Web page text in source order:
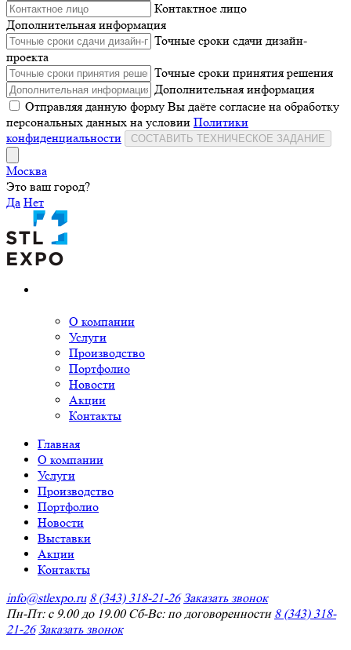
Контактное лицо
Дополнительная информация
Точные сроки сдачи дизайн-
проекта
Точные сроки принятия решения
Дополнительная информация
Отправляя данную форму Вы даёте согласие на обработку
персональных данных на условии Политики
конфиденциальности
СОСТАВИТЬ ТЕХНИЧЕСКОЕ ЗАДАНИЕ
Москва
Это ваш город?
Да Нет
О компании
Услуги
Производство
Портфолио
Новости
Акции
Контакты
Главная
О компании
Услуги
Производство
Портфолио
Новости
Выставки
Акции
Контакты
info@stlexpo.ru 8 (343) 318-21-26 Заказать звонок
Пн-Пт: с 9.00 до 19.00 Сб-Вс: по договоренности 8 (343) 318-
21-26 Заказать звонок